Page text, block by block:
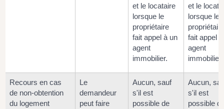
et le locataire
lorsque le
propriétaire
fait appel à un
agent
immobilier.
et le
lorsque le
fait appel
agent
immobilier.
Recours en cas
de non-obtention
du logement
Le
demandeur
peut faire
Aucun, sauf
s'il est
possible de
Aucun,
s'il est
possible